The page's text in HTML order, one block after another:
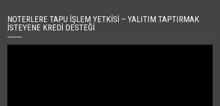
NOTERLERE TAPU İŞLEM YETKISI – YALITIM TAPTIRMAK
İSTEYENE KREDI DESTEĞI